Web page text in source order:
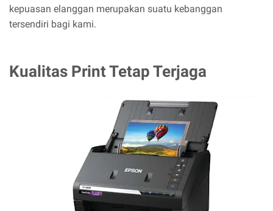
kepuasan elanggan merupakan suatu kebanggan
tersendiri bagi kami.
Kualitas Print Tetap Terjaga